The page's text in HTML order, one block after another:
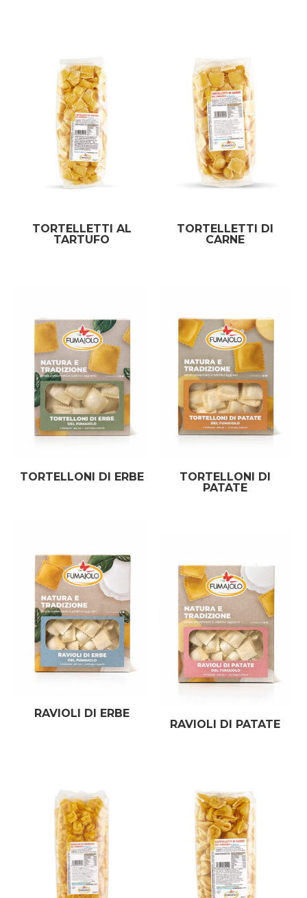
TORTELLETTI AL
TARTUFO
TORTELLETTI DI
CARNE
TORTELLONI DI ERBE
TORTELLONI DI
PATATE
RAVIOLI DI ERBE
RAVIOLI DI PATATE